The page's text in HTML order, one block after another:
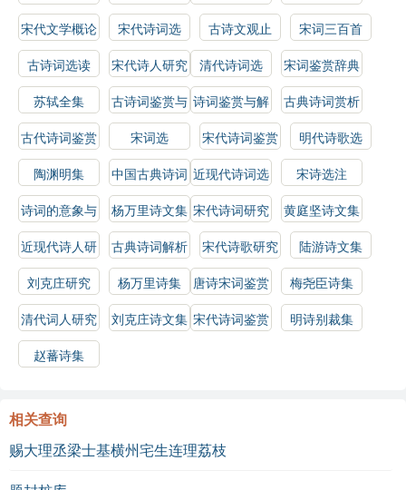
指南
技巧
选读
宋代文学概论 宋代诗词选 古诗文观止
宋词三百首
古诗词选读
宋代诗人研究 清代诗词选
宋词鉴赏辞典
苏轼全集
古诗词鉴赏与
分析
诗词鉴赏与解
析
古典诗词赏析
古代诗词鉴赏
指南
宋词选 宋代诗词鉴赏
明代诗歌选
陶渊明集
中国古典诗词
鉴赏指南
近现代诗词选
宋诗选注
诗词的意象与
情感
杨万里诗文集 宋代诗词研究
黄庭坚诗文集
近现代诗人研
究
古典诗词解析 宋代诗歌研究
陆游诗文集
刘克庄研究
杨万里诗集
唐诗宋词鉴赏
辞典
梅尧臣诗集
清代词人研究
刘克庄诗文集 宋代诗词鉴赏
明诗别裁集
赵蕃诗集
相关查询
赐大理丞梁士基横州宅生连理荔枝